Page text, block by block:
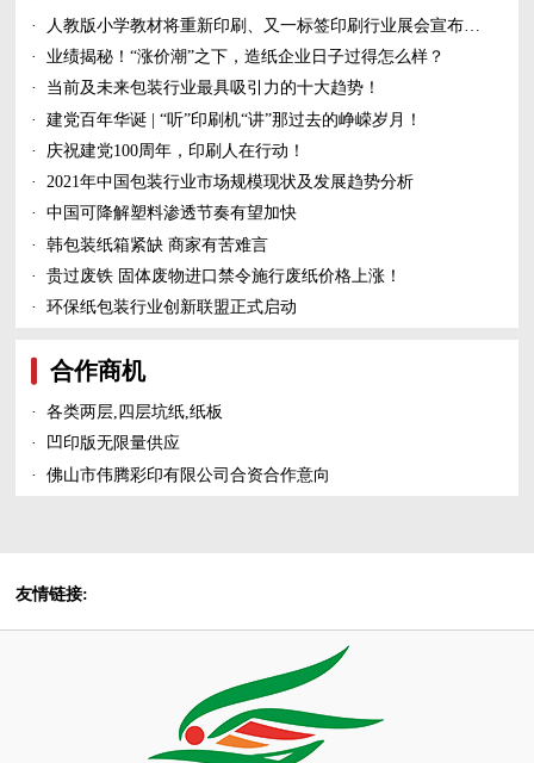
·
人教版小学教材将重新印刷、又一标签印刷行业展会宣布延期、5家造纸及包装印刷富豪上榜新财富500富人榜......
·
业绩揭秘！“涨价潮”之下，造纸企业日子过得怎么样？
·
当前及未来包装行业最具吸引力的十大趋势！
·
建党百年华诞 | “听”印刷机“讲”那过去的峥嵘岁月！
·
庆祝建党100周年，印刷人在行动！
·
2021年中国包装行业市场规模现状及发展趋势分析
·
中国可降解塑料渗透节奏有望加快
·
韩包装纸箱紧缺 商家有苦难言
·
贵过废铁 固体废物进口禁令施行废纸价格上涨！
·
环保纸包装行业创新联盟正式启动
合作商机
·
各类两层,四层坑纸,纸板
·
凹印版无限量供应
·
佛山市伟腾彩印有限公司合资合作意向
友情链接: